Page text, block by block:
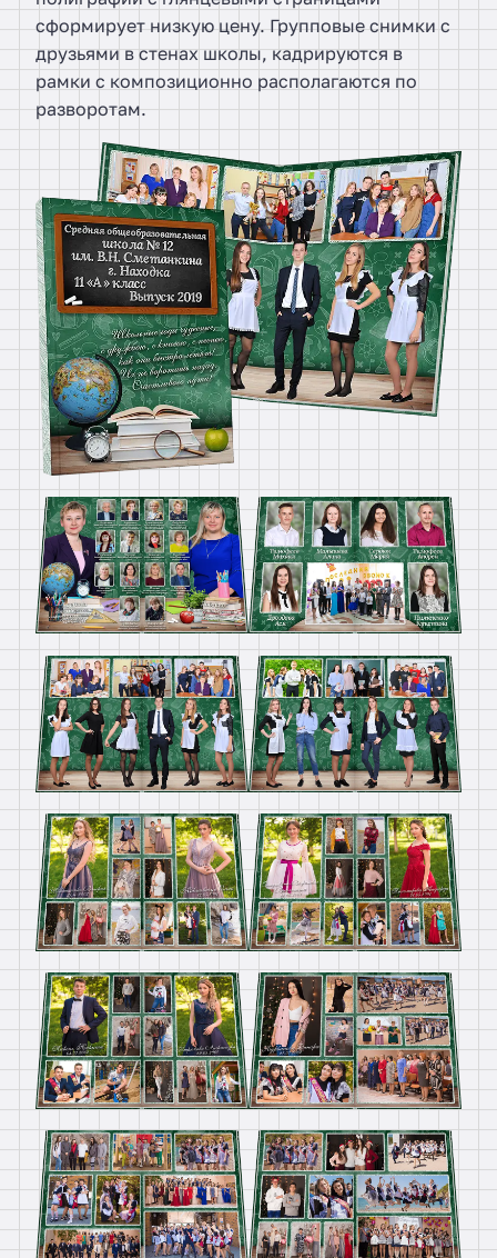
сформирует низкую цену. Групповые снимки с
друзьями в стенах школы, кадрируются в
рамки с композиционно располагаются по
разворотам.